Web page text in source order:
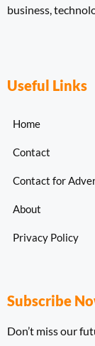
business,
Useful Links
Home
Contact
Contact for
About
Privacy Policy
Subscribe
Don’t miss our